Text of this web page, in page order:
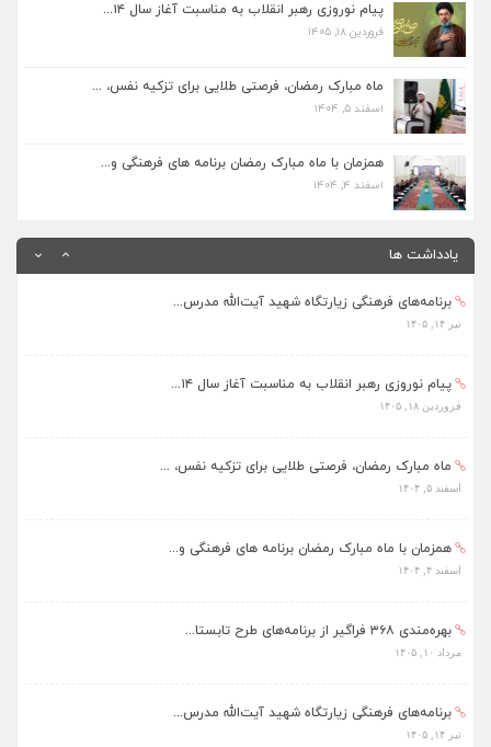
پیام نوروزی رهبر انقلاب به مناسبت آغاز سال ۱۴...
فروردین ۱۸, ۱۴۰۵
ماه مبارک رمضان، فرصتی طلایی برای تزکیه نفس، ...
اسفند ۵, ۱۴۰۴
همزمان با ماه مبارک رمضان برنامه های فرهنگی و...
اسفند ۴, ۱۴۰۴
یادداشت ها
همزمان با ماه مبارک رمضان برنامه های فرهنگی و...
اسفند ۴, ۱۴۰۴
بهره‌مندی ۳۶۸ فراگیر از برنامه‌های طرح تابستا...
مرداد ۱۰, ۱۴۰۵
پیام نوروزی رهبر انقلاب به مناسبت آغاز سال ۱۴...
فروردین ۱۸, ۱۴۰۵
ماه مبارک رمضان، فرصتی طلایی برای تزکیه نفس، ...
اسفند ۵, ۱۴۰۴
همزمان با ماه مبارک رمضان برنامه های فرهنگی و...
اسفند ۴, ۱۴۰۴
بهره‌مندی ۳۶۸ فراگیر از برنامه‌های طرح تابستا...
مرداد ۱۰, ۱۴۰۵
برنامه‌های فرهنگی زیارتگاه شهید آیت‌الله مدرس...
تیر ۱۴, ۱۴۰۵
پیام نوروزی رهبر انقلاب به مناسبت آغاز سال ۱۴...
فروردین ۱۸, ۱۴۰۵